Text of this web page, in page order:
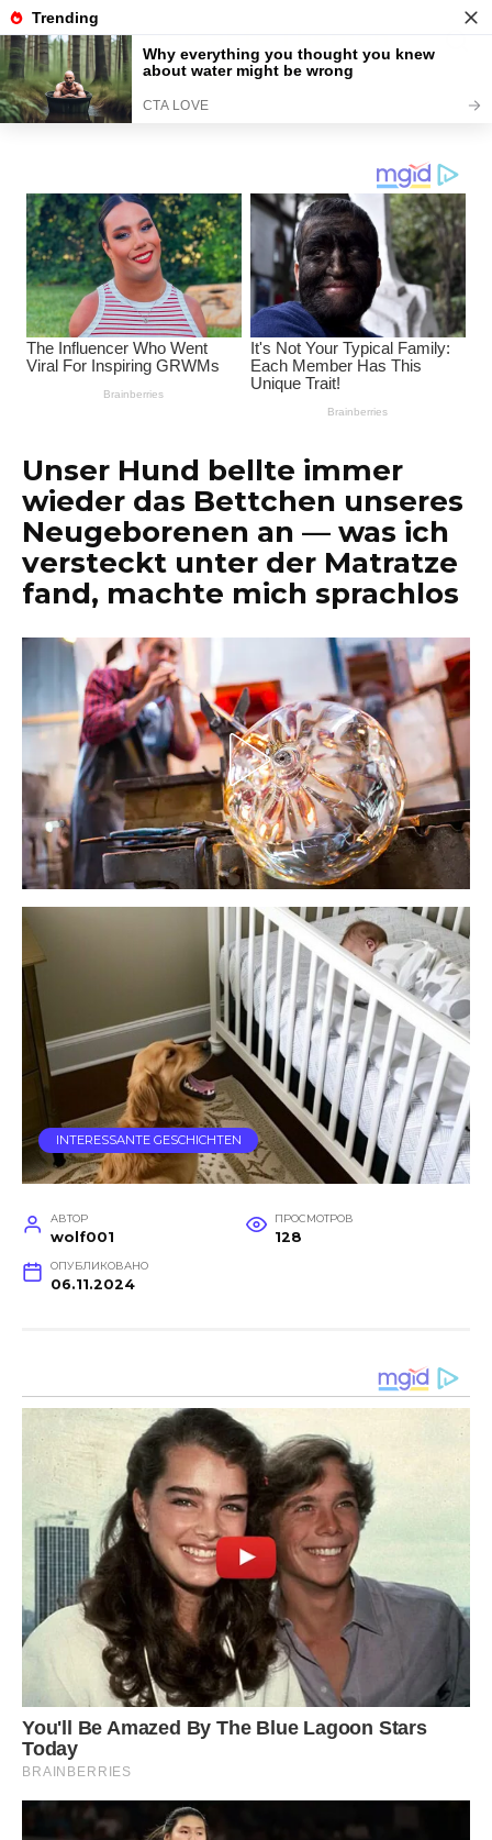
Перейти
к
содержанию
Interessante Themen
Unterhaltungsplattform
Unser Hund bellte immer
wieder das Bettchen unseres
Neugeborenen an — was ich
versteckt unter der Matratze
fand, machte mich sprachlos
INTERESSANTE GESCHICHTEN
АВТОР
wolf001
ПРОСМОТРОВ
128
ОПУБЛИКОВАНО
06.11.2024